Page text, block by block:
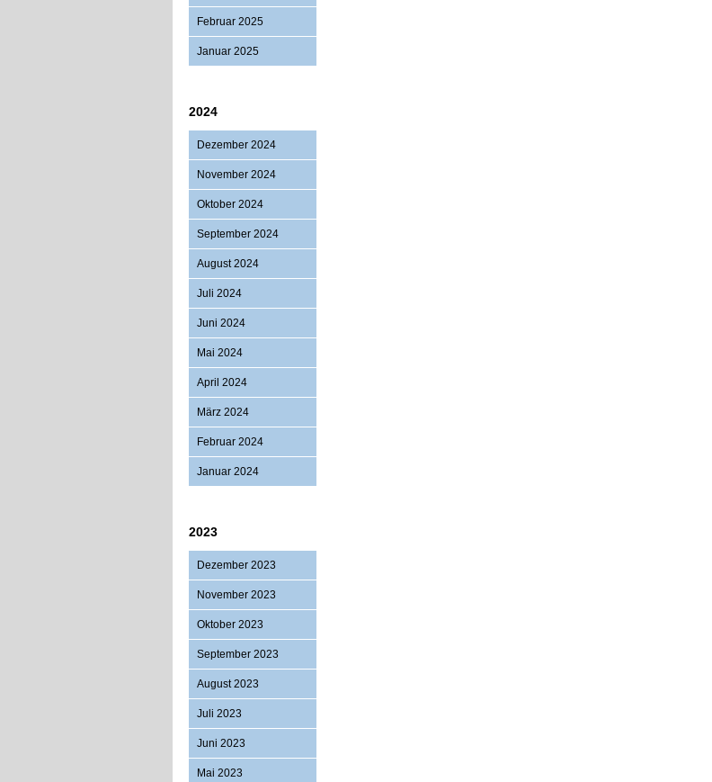
Februar 2025
Januar 2025
2024
Dezember 2024
November 2024
Oktober 2024
September 2024
August 2024
Juli 2024
Juni 2024
Mai 2024
April 2024
März 2024
Februar 2024
Januar 2024
2023
Dezember 2023
November 2023
Oktober 2023
September 2023
August 2023
Juli 2023
Juni 2023
Mai 2023